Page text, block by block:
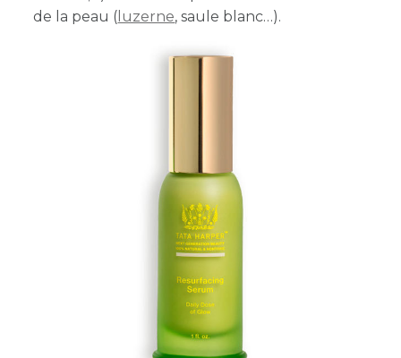
de la peau ( luzerne, saule blanc…).